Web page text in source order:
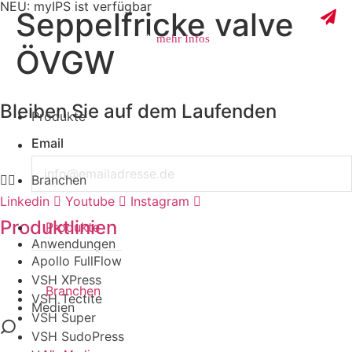
NEU: myIPS ist verfügbar
mehr Infos
Produkte
Branchen
Anwendungen
Medien
Produkte
Branchen
Seppelfricke valve
ÖVGW
Bleiben Sie auf dem Laufenden
Email
Linkedin Youtube Instagram
Produktlinien
Apollo FullFlow
VSH XPress
VSH Tectite
VSH Super
VSH SudoPress